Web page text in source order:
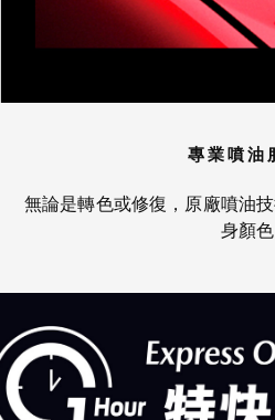
專業噴油
無論是轉色或修復，原廠噴油
身顏色